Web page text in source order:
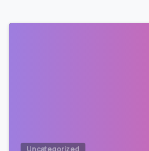
Uncategorized